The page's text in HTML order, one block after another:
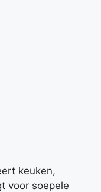
keuken,
voor soepele